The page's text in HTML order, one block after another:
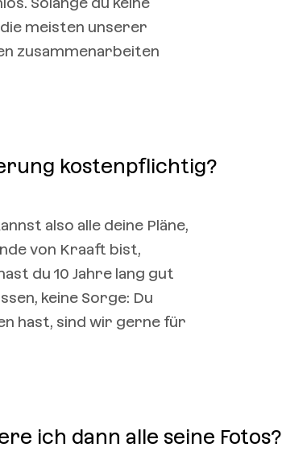
meisten unserer
zusammenarbeiten
kostenpflichtig?
also alle deine Pläne,
von Kraaft bist,
du 10 Jahre lang gut
keine Sorge: Du
hast, sind wir gerne für
ich dann alle seine Fotos?